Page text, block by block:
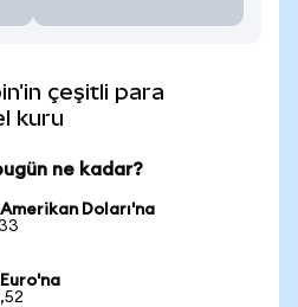
çeşitli para
kuru
ne kadar?
Doları'na